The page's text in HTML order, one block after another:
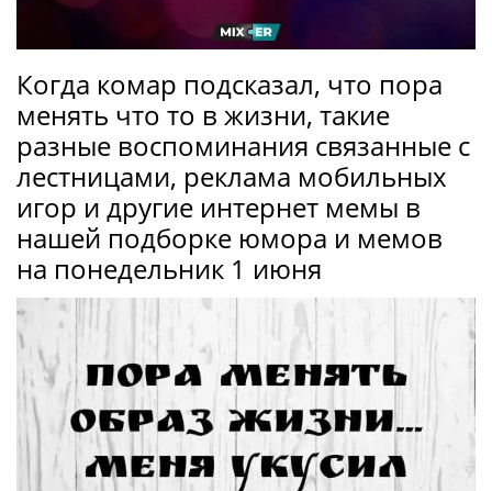
Когда комар подсказал, что пора
менять что то в жизни, такие
разные воспоминания связанные с
лестницами, реклама мобильных
игор и другие интернет мемы в
нашей подборке юмора и мемов
на понедельник 1 июня